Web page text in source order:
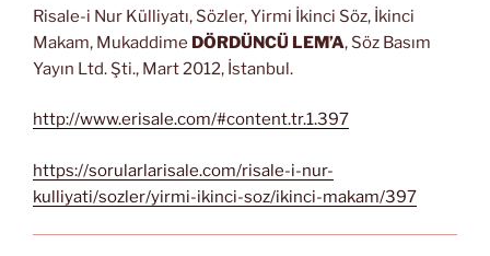
Risale-i Nur Külliyatı, Sözler, Yirmi İkinci Söz, İkinci
Makam, Mukaddime DÖRDÜNCÜ LEM’A, Söz Basım
Yayın Ltd. Şti., Mart 2012, İstanbul.
http://www.erisale.com/#content.tr.1.397
https://sorularlarisale.com/risale-i-nur-
kulliyati/sozler/yirmi-ikinci-soz/ikinci-makam/397